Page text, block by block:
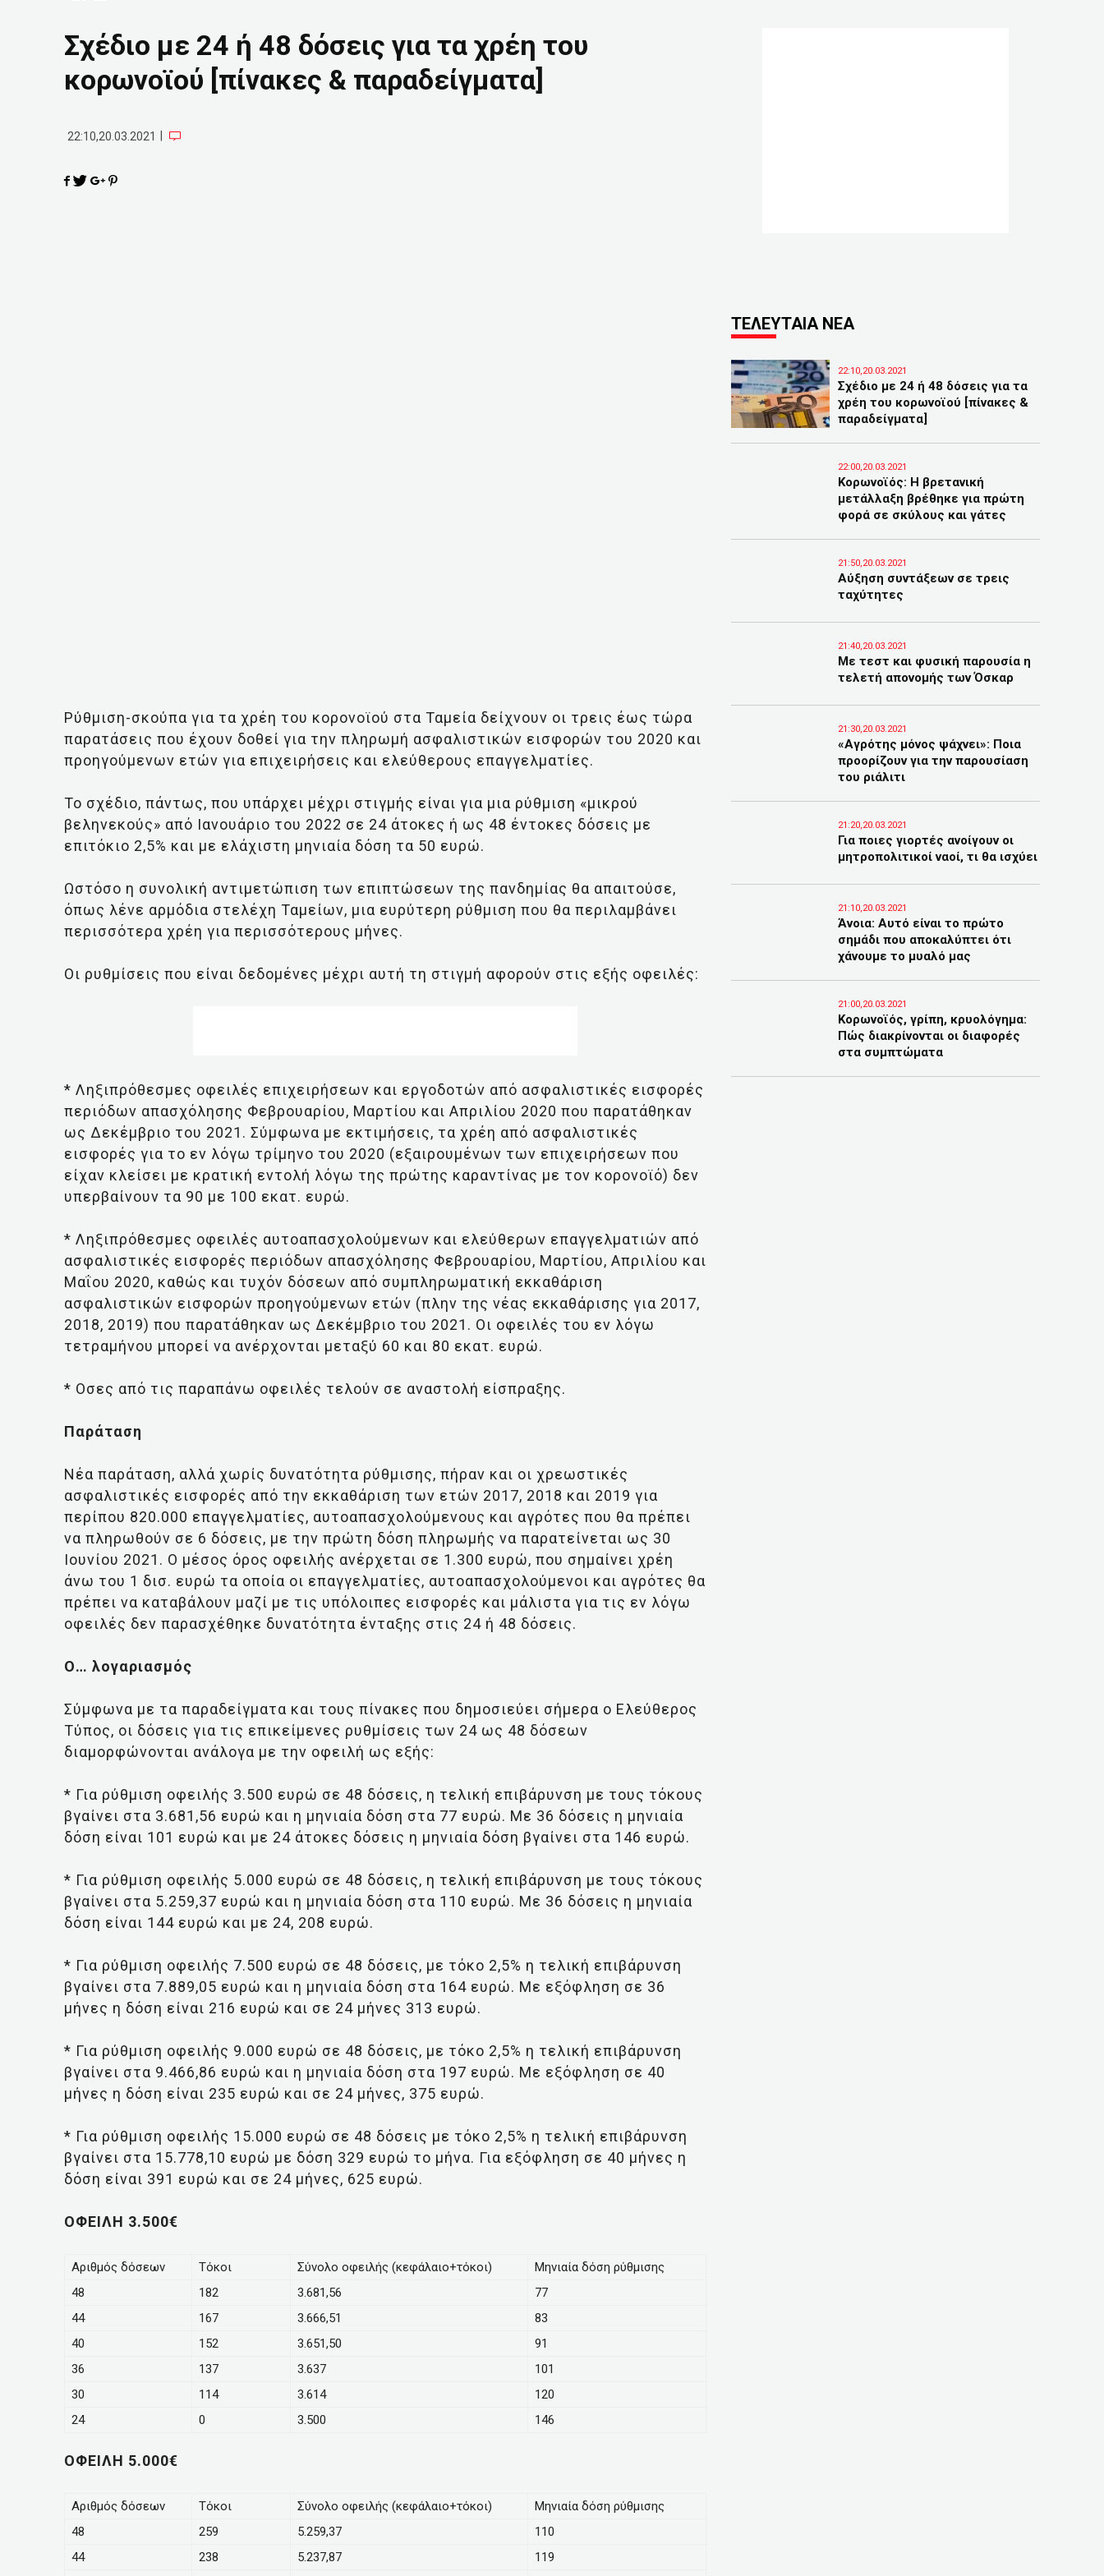
Σχέδιο με 24 ή 48 δόσεις για τα χρέη του
κορωνοϊού [πίνακες & παραδείγματα]
22:10,20.03.2021
Ρύθμιση-σκούπα για τα χρέη του κορονοϊού στα Ταμεία δείχνουν οι τρεις έως τώρα
παρατάσεις που έχουν δοθεί για την πληρωμή ασφαλιστικών εισφορών του 2020 και
προηγούμενων ετών για επιχειρήσεις και ελεύθερους επαγγελματίες.
Το σχέδιο, πάντως, που υπάρχει μέχρι στιγμής είναι για μια ρύθμιση «μικρού
βεληνεκούς» από Ιανουάριο του 2022 σε 24 άτοκες ή ως 48 έντοκες δόσεις με
επιτόκιο 2,5% και με ελάχιστη μηνιαία δόση τα 50 ευρώ.
Ωστόσο η συνολική αντιμετώπιση των επιπτώσεων της πανδημίας θα απαιτούσε,
όπως λένε αρμόδια στελέχη Ταμείων, μια ευρύτερη ρύθμιση που θα περιλαμβάνει
περισσότερα χρέη για περισσότερους μήνες.
Οι ρυθμίσεις που είναι δεδομένες μέχρι αυτή τη στιγμή αφορούν στις εξής οφειλές:
* Ληξιπρόθεσμες οφειλές επιχειρήσεων και εργοδοτών από ασφαλιστικές εισφορές
περιόδων απασχόλησης Φεβρουαρίου, Μαρτίου και Απριλίου 2020 που παρατάθηκαν
ως Δεκέμβριο του 2021. Σύμφωνα με εκτιμήσεις, τα χρέη από ασφαλιστικές
εισφορές για το εν λόγω τρίμηνο του 2020 (εξαιρουμένων των επιχειρήσεων που
είχαν κλείσει με κρατική εντολή λόγω της πρώτης καραντίνας με τον κορονοϊό) δεν
υπερβαίνουν τα 90 με 100 εκατ. ευρώ.
* Ληξιπρόθεσμες οφειλές αυτοαπασχολούμενων και ελεύθερων επαγγελματιών από
ασφαλιστικές εισφορές περιόδων απασχόλησης Φεβρουαρίου, Μαρτίου, Απριλίου και
Μαΐου 2020, καθώς και τυχόν δόσεων από συμπληρωματική εκκαθάριση
ασφαλιστικών εισφορών προηγούμενων ετών (πλην της νέας εκκαθάρισης για 2017,
2018, 2019) που παρατάθηκαν ως Δεκέμβριο του 2021. Οι οφειλές του εν λόγω
τετραμήνου μπορεί να ανέρχονται μεταξύ 60 και 80 εκατ. ευρώ.
* Οσες από τις παραπάνω οφειλές τελούν σε αναστολή είσπραξης.
Παράταση
Νέα παράταση, αλλά χωρίς δυνατότητα ρύθμισης, πήραν και οι χρεωστικές
ασφαλιστικές εισφορές από την εκκαθάριση των ετών 2017, 2018 και 2019 για
περίπου 820.000 επαγγελματίες, αυτοαπασχολούμενους και αγρότες που θα πρέπει
να πληρωθούν σε 6 δόσεις, με την πρώτη δόση πληρωμής να παρατείνεται ως 30
Ιουνίου 2021. Ο μέσος όρος οφειλής ανέρχεται σε 1.300 ευρώ, που σημαίνει χρέη
άνω του 1 δισ. ευρώ τα οποία οι επαγγελματίες, αυτοαπασχολούμενοι και αγρότες θα
πρέπει να καταβάλουν μαζί με τις υπόλοιπες εισφορές και μάλιστα για τις εν λόγω
οφειλές δεν παρασχέθηκε δυνατότητα ένταξης στις 24 ή 48 δόσεις.
Ο… λογαριασμός
Σύμφωνα με τα παραδείγματα και τους πίνακες που δημοσιεύει σήμερα ο Ελεύθερος
Τύπος, οι δόσεις για τις επικείμενες ρυθμίσεις των 24 ως 48 δόσεων
διαμορφώνονται ανάλογα με την οφειλή ως εξής:
* Για ρύθμιση οφειλής 3.500 ευρώ σε 48 δόσεις, η τελική επιβάρυνση με τους τόκους
βγαίνει στα 3.681,56 ευρώ και η μηνιαία δόση στα 77 ευρώ. Με 36 δόσεις η μηνιαία
δόση είναι 101 ευρώ και με 24 άτοκες δόσεις η μηνιαία δόση βγαίνει στα 146 ευρώ.
* Για ρύθμιση οφειλής 5.000 ευρώ σε 48 δόσεις, η τελική επιβάρυνση με τους τόκους
βγαίνει στα 5.259,37 ευρώ και η μηνιαία δόση στα 110 ευρώ. Με 36 δόσεις η μηνιαία
δόση είναι 144 ευρώ και με 24, 208 ευρώ.
* Για ρύθμιση οφειλής 7.500 ευρώ σε 48 δόσεις, με τόκο 2,5% η τελική επιβάρυνση
βγαίνει στα 7.889,05 ευρώ και η μηνιαία δόση στα 164 ευρώ. Με εξόφληση σε 36
μήνες η δόση είναι 216 ευρώ και σε 24 μήνες 313 ευρώ.
* Για ρύθμιση οφειλής 9.000 ευρώ σε 48 δόσεις, με τόκο 2,5% η τελική επιβάρυνση
βγαίνει στα 9.466,86 ευρώ και η μηνιαία δόση στα 197 ευρώ. Με εξόφληση σε 40
μήνες η δόση είναι 235 ευρώ και σε 24 μήνες, 375 ευρώ.
* Για ρύθμιση οφειλής 15.000 ευρώ σε 48 δόσεις με τόκο 2,5% η τελική επιβάρυνση
βγαίνει στα 15.778,10 ευρώ με δόση 329 ευρώ το μήνα. Για εξόφληση σε 40 μήνες η
δόση είναι 391 ευρώ και σε 24 μήνες, 625 ευρώ.
ΟΦΕΙΛΗ 3.500€
Αριθμός δόσεων Τόκοι Σύνολο οφειλής (κεφάλαιο+τόκοι)
Μηνιαία δόση ρύθμισης
48
182 3.681,56
77
44
167 3.666,51
83
40
152 3.651,50
91
36
137 3.637
101
30
114 3.614
120
24
0 3.500 146
ΟΦΕΙΛΗ 5.000€
Αριθμός δόσεων Τόκοι Σύνολο οφειλής (κεφάλαιο+τόκοι)
Μηνιαία δόση ρύθμισης
48
259 5.259,37
110
44
238 5.237,87
119
ΤΕΛΕΥΤΑΙΑ ΝΕΑ
22:10,20.03.2021
Σχέδιο με 24 ή 48 δόσεις για τα
χρέη του κορωνοϊού [πίνακες &
παραδείγματα]
22:00,20.03.2021
Κορωνοϊός: Η βρετανική
μετάλλαξη βρέθηκε για πρώτη
φορά σε σκύλους και γάτες
21:50,20.03.2021
Αύξηση συντάξεων σε τρεις
ταχύτητες
21:40,20.03.2021
Με τεστ και φυσική παρουσία η
τελετή απονομής των Όσκαρ
21:30,20.03.2021
«Αγρότης μόνος ψάχνει»: Ποια
προορίζουν για την παρουσίαση
του ριάλιτι
21:20,20.03.2021
Για ποιες γιορτές ανοίγουν οι
μητροπολιτικοί ναοί, τι θα ισχύει
21:10,20.03.2021
Άνοια: Αυτό είναι το πρώτο
σημάδι που αποκαλύπτει ότι
χάνουμε το μυαλό μας
21:00,20.03.2021
Κορωνοϊός, γρίπη, κρυολόγημα:
Πώς διακρίνονται οι διαφορές
στα συμπτώματα